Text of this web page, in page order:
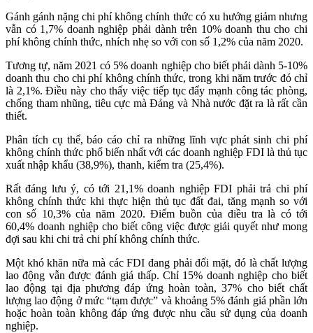
Gánh gánh nặng chi phí không chính thức có xu hướng giảm nhưng
vẫn có 1,7% doanh nghiệp phải dành trên 10% doanh thu cho chi
phí không chính thức, nhích nhẹ so với con số 1,2% của năm 2020.
Tương tự, năm 2021 có 5% doanh nghiệp cho biết phải dành 5-10%
doanh thu cho chi phí không chính thức, trong khi năm trước đó chỉ
là 2,1%. Điều này cho thấy việc tiếp tục đẩy mạnh công tác phòng,
chống tham nhũng, tiêu cực mà Đảng và Nhà nước đặt ra là rất cần
thiết.
Phân tích cụ thể, báo cáo chỉ ra những lĩnh vực phát sinh chi phí
không chính thức phổ biến nhất với các doanh nghiệp FDI là thủ tục
xuất nhập khẩu (38,9%), thanh, kiểm tra (25,4%).
Rất đáng lưu ý, có tới 21,1% doanh nghiệp FDI phải trả chi phí
không chính thức khi thực hiện thủ tục đất đai, tăng mạnh so với
con số 10,3% của năm 2020. Điểm buồn của điều tra là có tới
60,4% doanh nghiệp cho biết công việc được giải quyết như mong
đợi sau khi chi trả chi phí không chính thức.
Một khó khăn nữa mà các FDI đang phải đối mặt, đó là chất lượng
lao động vẫn được đánh giá thấp. Chỉ 15% doanh nghiệp cho biết
lao động tại địa phương đáp ứng hoàn toàn, 37% cho biết chất
lượng lao động ở mức “tạm được” và khoảng 5% đánh giá phần lớn
hoặc hoàn toàn không đáp ứng được nhu cầu sử dụng của doanh
nghiệp.